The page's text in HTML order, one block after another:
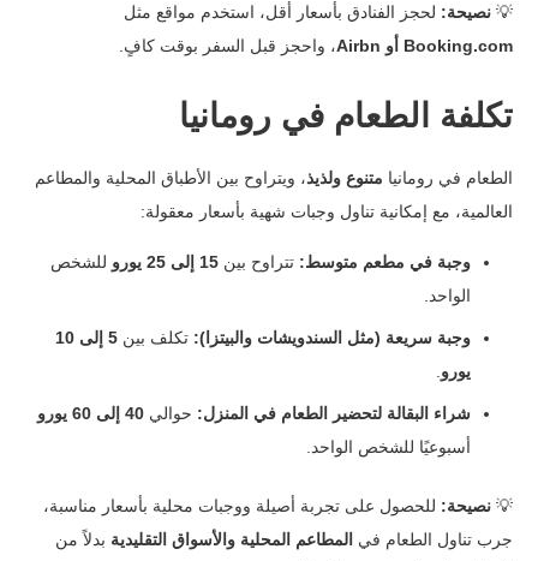
💡 نصيحة: لحجز الفنادق بأسعار أقل، استخدم مواقع مثل
Booking.com أو Airbn
، واحجز قبل السفر بوقت كافٍ.
تكلفة الطعام في رومانيا
الطعام في رومانيا متنوع ولذيذ، ويتراوح بين الأطباق المحلية والمطاعم
العالمية، مع إمكانية تناول وجبات شهية بأسعار معقولة:
وجبة في مطعم متوسط: تتراوح بين 15 إلى 25 يورو
للشخص
الواحد.
وجبة سريعة (مثل السندويشات والبيتزا): تكلف بين
5 إلى 10
يورو
شراء البقالة لتحضير الطعام في المنزل: حوالي 40 إلى 60 يورو
أسبوعيًا للشخص الواحد.
💡 نصيحة: للحصول على تجربة أصيلة ووجبات محلية بأسعار مناسبة،
جرب تناول الطعام في المطاعم المحلية والأسواق التقليدية بدلاً من